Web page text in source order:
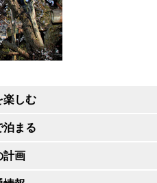
楽しむ
泊まる
計画